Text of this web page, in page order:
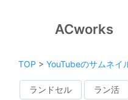
ACworks
TOP > YouTubeのサムネイ
ランドセル ラン活